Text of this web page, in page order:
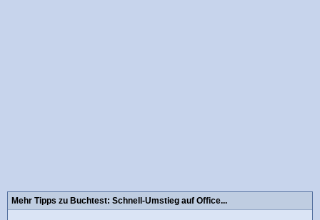
Mehr Tipps zu Buchtest: Schnell-Umstieg auf Office...